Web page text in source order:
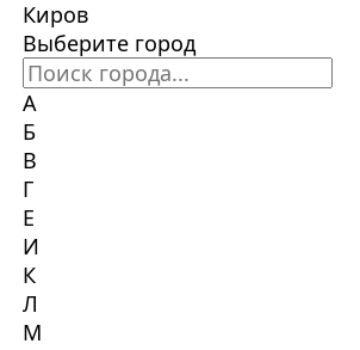
Киров
Выберите город
А
Б
В
Г
Е
И
К
Л
М